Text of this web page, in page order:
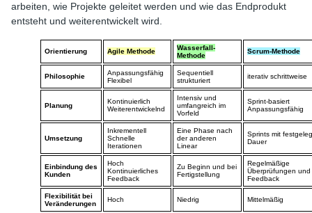
arbeiten, wie Projekte geleitet werden und wie das Endprodukt
entsteht und weiterentwickelt wird.
Orientierung Agile Methode
Wasserfall-
Methode
Scrum-Methode
Philosophie
Anpassungsfähig
Flexibel
Sequentiell
strukturiert
iterativ schrittweise
Planung
Kontinuierlich
Weiterentwickelnd
Intensiv und
umfangreich im
Vorfeld
Sprint-basiert
Anpassungsfähig
Umsetzung
Inkrementell
Schnelle
Iterationen
Eine Phase nach
der anderen
Linear
Sprints mit
Dauer
Einbindung des
Kunden
Hoch
Kontinuierliches
Feedback
Zu Beginn und bei
Fertigstellung
Regelmäßige
Überprüfungen und
Feedback
Flexibilität bei
Veränderungen
Hoch Niedrig Mittelmäßig